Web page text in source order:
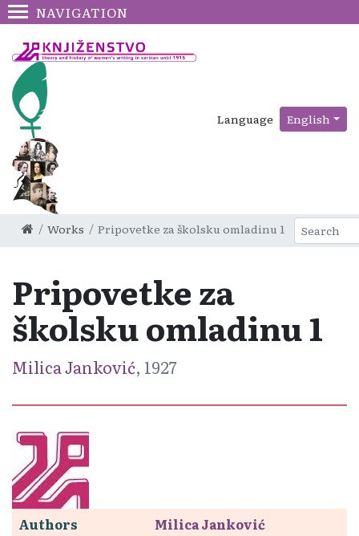
NAVIGATION
Language English
Works Pripovetke za školsku omladinu 1
Pripovetke za
školsku omladinu 1
Milica Janković, 1927
Authors
Milica Janković